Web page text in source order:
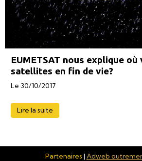
EUMETSAT nous explique
satellites en fin de vie?
Le 30/10/2017
Lire la suite
Partenaires | Adweb outremer